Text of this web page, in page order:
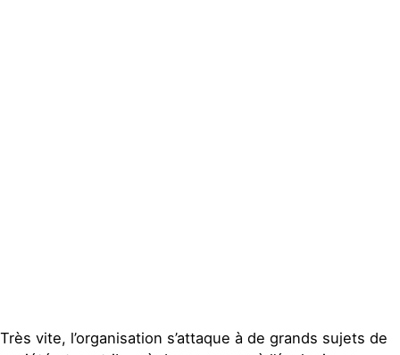
Très vite, l’organisation s’attaque à de grands sujets de